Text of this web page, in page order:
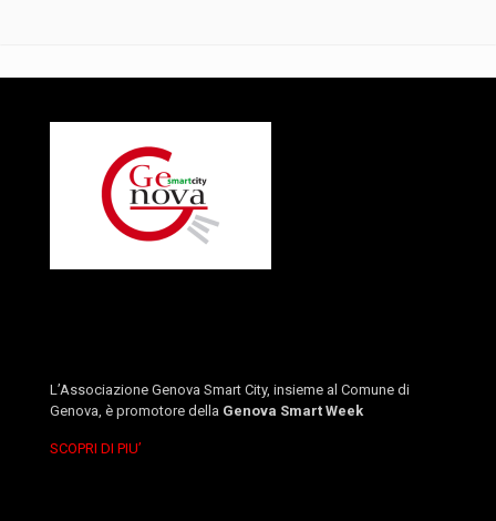
L’Associazione Genova Smart City, insieme al Comune di
Genova, è promotore della Genova Smart Week
SCOPRI DI PIU’